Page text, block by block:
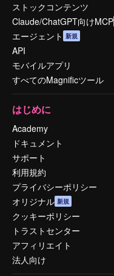
ストックコンテンツ
Claude/ChatGPT向けMCP
エージェント 新規
API
モバイルアプリ
すべてのMagnificツール
はじめに
Academy
ドキュメント
サポート
利用規約
プライバシーポリシー
オリジナル 新規
クッキーポリシー
トラストセンター
アフィリエイト
法人向け